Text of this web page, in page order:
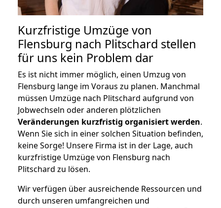
Kurzfristige Umzüge von
Flensburg nach Plitschard stellen
für uns kein Problem dar
Es ist nicht immer möglich, einen Umzug von
Flensburg lange im Voraus zu planen. Manchmal
müssen Umzüge nach Plitschard aufgrund von
Jobwechseln oder anderen plötzlichen
Veränderungen kurzfristig organisiert werden.
Wenn Sie sich in einer solchen Situation befinden,
keine Sorge! Unsere Firma ist in der Lage, auch
kurzfristige Umzüge von Flensburg nach
Plitschard zu lösen.
Wir verfügen über ausreichende Ressourcen und
durch unseren umfangreichen und